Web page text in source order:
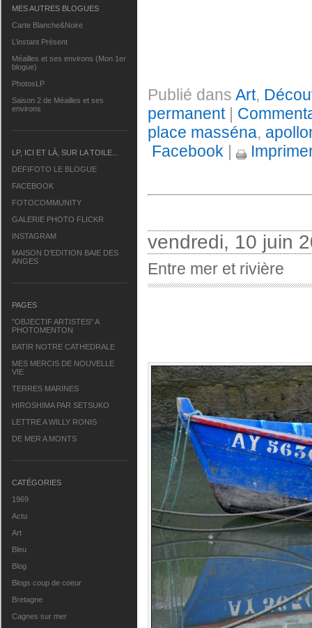
MES AUTRES BLOGUES
Carte Blanche&Noire
L’instant Présent
Méailles et ses environs (Mon 1er
blogue)
PhotosLP
Saison 2 de Méailles et ses
environs
LP, ICI ET LÀ, SUR LA TOILE...
DEFIFOTO LE BLOGUE
FACEBOOK
FOTOCOMMUNITY
GALERIE PHOTO FLICKR
INSTAGRAM
MAISON D’EDITION BAIE DES
ANGES
PAGES
"OBJECTIF ARTISTES" A
PHOTOMENTON
BATIR NOTRE CATHEDRALE
MES MERCIS DE NOUVELLE
VIE
TERRES MARINES
HIROSHIMA PAR SETSUKO
LETTRE A WILLY RONIS
DE MER A MONTS
CATÉGORIES
1969
Actu
Art
Bleu
Blog
Blogs coup de coeur
Bretagne
Cagnes sur mer
Publié dans Art,
permanent|
place masséna,
Facebook |
vendredi, 10 juin
Entre mer et rivière